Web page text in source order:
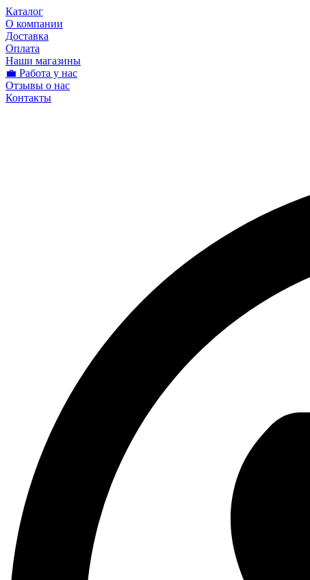
Каталог
О компании
Доставка
Оплата
Наши магазины
💼 Работа у нас
Отзывы о нас
Контакты